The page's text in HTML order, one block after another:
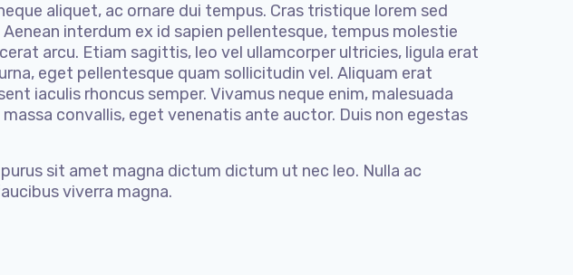
aliquet, ac ornare dui tempus. Cras tristique lorem sed
interdum ex id sapien pellentesque, tempus molestie
arcu. Etiam sagittis, leo vel ullamcorper ultricies, ligula erat
eget pellentesque quam sollicitudin vel. Aliquam erat
iaculis rhoncus semper. Vivamus neque enim, malesuada
convallis, eget venenatis ante auctor. Duis non egestas
sit amet magna dictum dictum ut nec leo. Nulla ac
viverra magna.